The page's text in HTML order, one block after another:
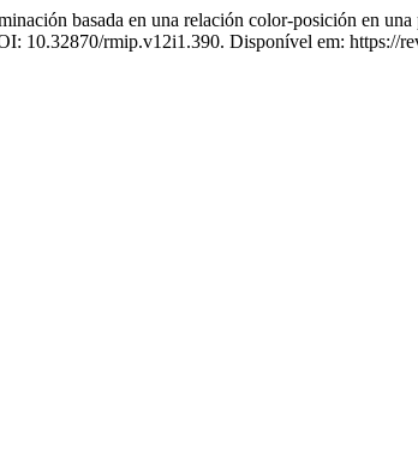
basada en una relación color-posición en una
10.32870/rmip.v12i1.390. Disponível em: https://